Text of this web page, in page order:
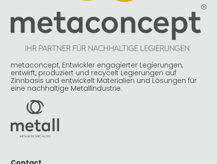
metaconcept, Entwickler engagierter Legierungen,
entwirft, produziert und recycelt Legierungen auf
Zinnbasis und entwickelt Materialien und Lösungen für
eine nachhaltige Metallindustrie.